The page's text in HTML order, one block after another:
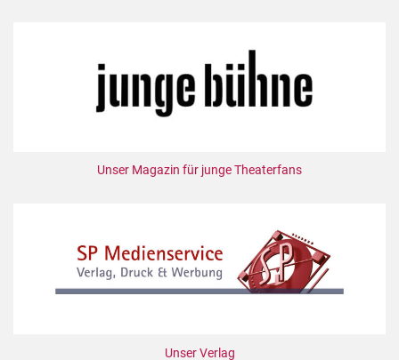
Unser Magazin für junge Theaterfans
Unser Verlag